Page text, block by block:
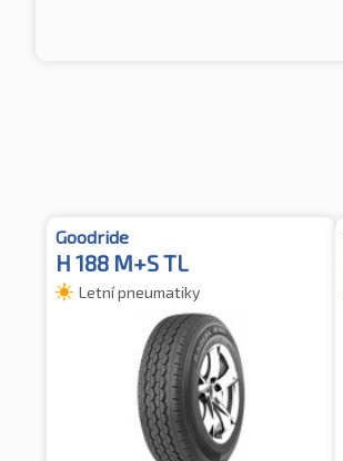
Goodride
H 188 M+S TL
Letní pneumatiky